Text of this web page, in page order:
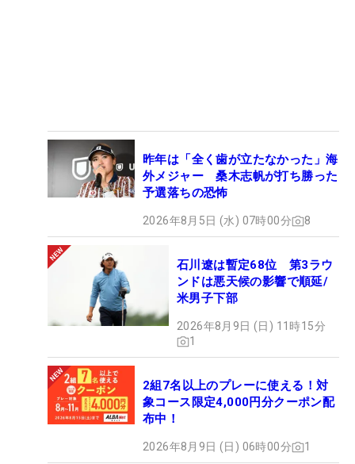
昨年は「全く歯が立たなかった」海
外メジャー 桑木志帆が打ち勝った
予選落ちの恐怖
2026年8月5日 (水) 07時00分 8
石川遼は暫定68位 第3ラウ
ンドは悪天候の影響で順延/
米男子下部
2026年8月9日 (日) 11時15分
1
2組7名以上のプレーに使える！対
象コース限定4,000円分クーポン配
布中！
2026年8月9日 (日) 06時00分 1